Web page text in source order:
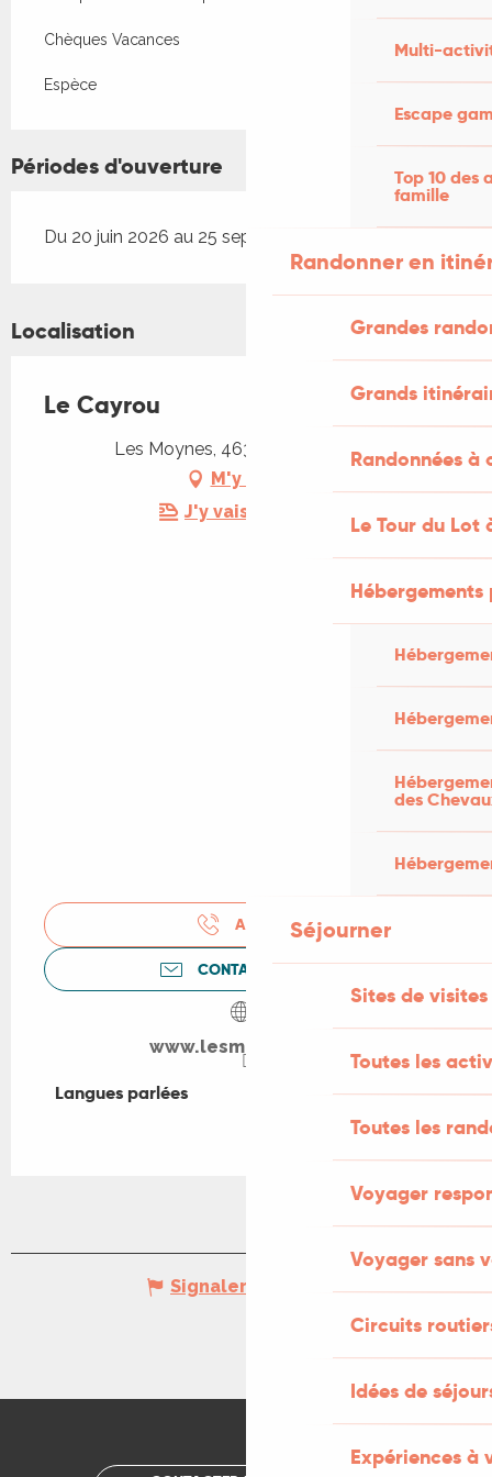
Multi-
Escape
Top 10 des
famille
Randonner en
Grandes
Grands
Randonnées
Le Tour du Lot
des
Séjourner
Sites de visites
Toutes les
Toutes les
Voyager
Voyager sans
Circuits
Idées de
Expériences à
Chèques Vacances
Espèce
Périodes d'ouverture
Du 20 juin 2026 au 25 septembre 2026
Localisation
Le Cayrou
Les Moynes, 46320 Saint-Simon
M'y rendre
J'y vais en train !
APPELER
CONTACTEZ-NOUS
www.lesmoynes46.fr
Langues parlées
Langues parlées
Signaler une erreur